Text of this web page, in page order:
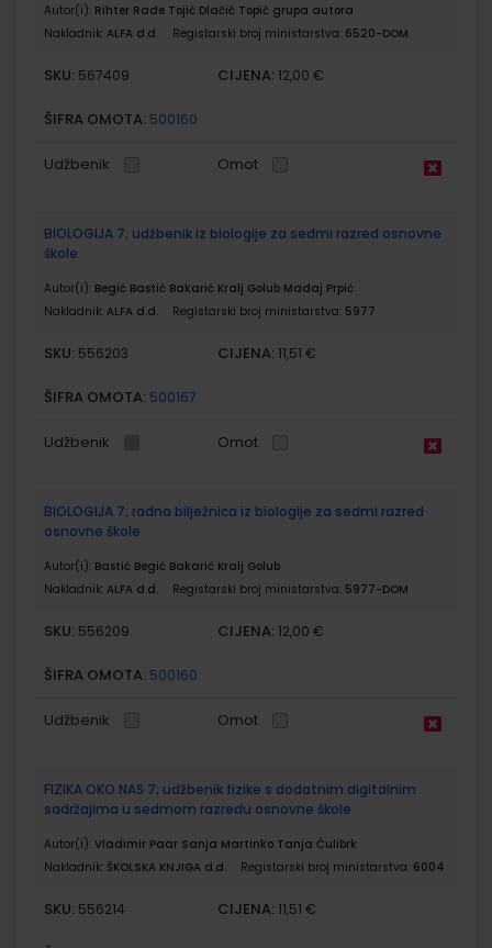
Autor(i): Rihter Rade Tojić Dlačić Topić grupa autora
Nakladnik: ALFA d.d. Registarski broj ministarstva: 6520-DOM
SKU: 567409 CIJENA: 12,00 €
ŠIFRA OMOTA: 500160
Udžbenik Omot
BIOLOGIJA 7; udžbenik iz biologije za sedmi razred osnovne
škole
Autor(i): Begić Bastić Bakarić Kralj Golub Madaj Prpić
Nakladnik: ALFA d.d. Registarski broj ministarstva: 5977
SKU: 556203 CIJENA: 11,51 €
ŠIFRA OMOTA: 500167
Udžbenik Omot
BIOLOGIJA 7; radna bilježnica iz biologije za sedmi razred
osnovne škole
Autor(i): Bastić Begić Bakarić Kralj Golub
Nakladnik: ALFA d.d. Registarski broj ministarstva: 5977-DOM
SKU: 556209 CIJENA: 12,00 €
ŠIFRA OMOTA: 500160
Udžbenik Omot
FIZIKA OKO NAS 7; udžbenik fizike s dodatnim digitalnim
sadržajima u sedmom razredu osnovne škole
Autor(i): Vladimir Paar Sanja Martinko Tanja Ćulibrk
Nakladnik: ŠKOLSKA KNJIGA d.d. Registarski broj ministarstva: 6004
SKU: 556214 CIJENA: 11,51 €